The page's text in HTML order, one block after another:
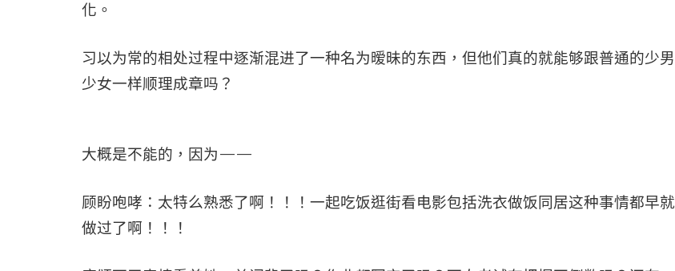
化。
习以为常的相处过程中逐渐混进了一种名为暧昧的东西，但他们真的就能够跟普通的少男
少女一样顺理成章吗？
大概是不能的，因为——
顾盼咆哮：太特么熟悉了啊！！！一起吃饭逛街看电影包括洗衣做饭同居这种事情都早就
做过了啊！！！